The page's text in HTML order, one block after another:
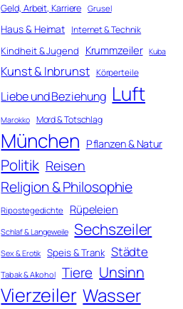
Geld, Arbeit, Karriere Grusel
Haus & Heimat Internet & Technik
Kindheit & Jugend Krummzeiler Kuba
Kunst & Inbrunst Körperteile
Liebe und Beziehung Luft
Marokko Mord & Totschlag
München Pflanzen & Natur
Politik Reisen
Religion & Philosophie
Ripostegedichte Rüpeleien
Schlaf & Langeweile Sechszeiler
Sex & Erotik Speis & Trank Städte
Tabak & Alkohol Tiere Unsinn
Vierzeiler Wasser